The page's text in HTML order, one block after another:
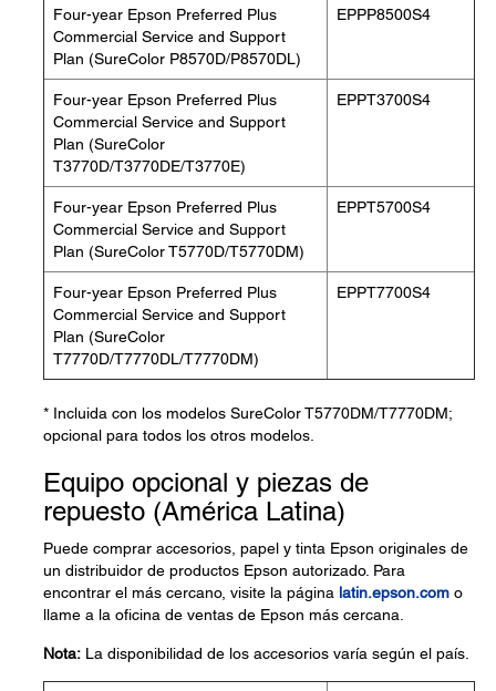
Four-year Epson Preferred Plus
Commercial Service and Support
Plan (SureColor P8570D/P8570DL)
EPPP8500S4
Four-year Epson Preferred Plus
Commercial Service and Support
Plan (SureColor
T3770D/T3770DE/T3770E)
EPPT3700S4
Four-year Epson Preferred Plus
Commercial Service and Support
Plan (SureColor T5770D/T5770DM)
EPPT5700S4
Four-year Epson Preferred Plus
Commercial Service and Support
Plan (SureColor
T7770D/T7770DL/T7770DM)
EPPT7700S4
* Incluida con los modelos SureColor T5770DM/T7770DM;
opcional para todos los otros modelos.
Equipo opcional y piezas de
repuesto (América Latina)
Puede comprar accesorios, papel y tinta Epson originales de
un distribuidor de productos Epson autorizado. Para
encontrar el más cercano, visite la página latin.epson.com o
llame a la oficina de ventas de Epson más cercana.
Nota: La disponibilidad de los accesorios varía según el país.